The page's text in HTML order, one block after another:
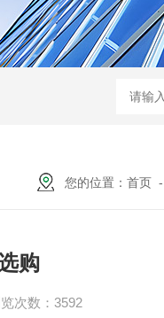
您的位置： 首页 -
购
次数：3592